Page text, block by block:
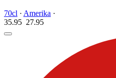
70cl · Amerika ·
35.95 27.95